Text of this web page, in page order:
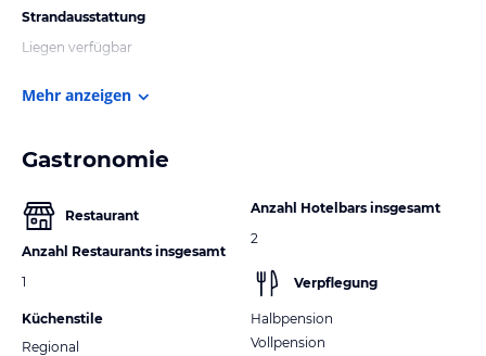
Strandausstattung
Liegen verfügbar
Mehr anzeigen
Gastronomie
Restaurant
Anzahl Restaurants insgesamt
1
Küchenstile
Regional
Anzahl Hotelbars insgesamt
2
Verpflegung
Halbpension
Vollpension